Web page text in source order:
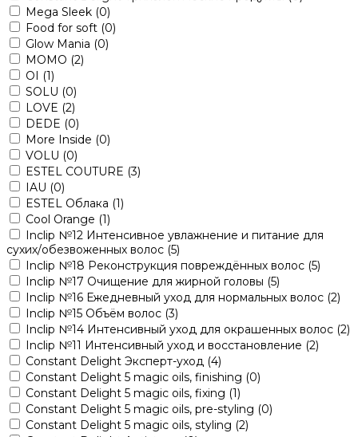
Mega Sleek (0)
Food for soft (0)
Glow Mania (0)
MOMO (2)
OI (1)
SOLU (0)
LOVE (2)
DEDE (0)
More Inside (0)
VOLU (0)
ESTEL COUTURE (3)
IAU (0)
ESTEL Облака (1)
Cool Orange (1)
Inclip №12 Интенсивное увлажнение и питание для
сухих/обезвоженных волос (5)
Inclip №18 Реконструкция повреждённых волос (5)
Inclip №17 Очищение для жирной головы (5)
Inclip №16 Ежедневный уход для нормальных волос (2)
Inclip №15 Объём волос (3)
Inclip №14 Интенсивный уход для окрашенных волос (2)
Inclip №11 Интенсивный уход и восстановление (2)
Constant Delight Эксперт-уход (4)
Constant Delight 5 magic oils, finishing (0)
Constant Delight 5 magic oils, fixing (1)
Constant Delight 5 magic oils, pre-styling (0)
Constant Delight 5 magic oils, styling (2)